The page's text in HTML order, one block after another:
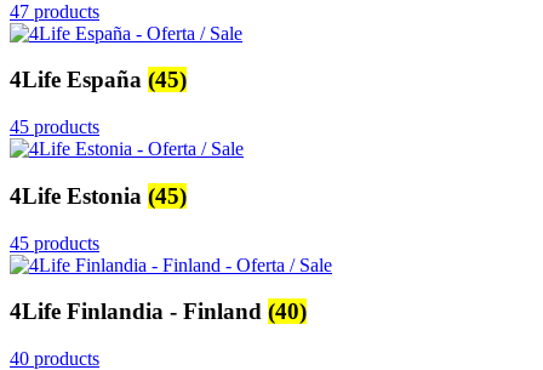
47 products
4Life España (45)
45 products
4Life Estonia (45)
45 products
4Life Finlandia - Finland (40)
40 products